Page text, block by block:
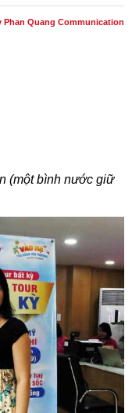
Phan Quang Communication
(một bình nước giữ